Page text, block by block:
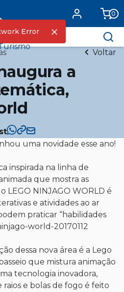
0
Voltar
a
uma novidade esse ano!
inspirada na linha de
que mostra as
LEGO NINJAGO WORLD é
e atividades ao ar
praticar “habilidades
dessa nova área é a Lego
que mistura animação
tecnologia inovadora,
e bolas de fogo é feito
Error